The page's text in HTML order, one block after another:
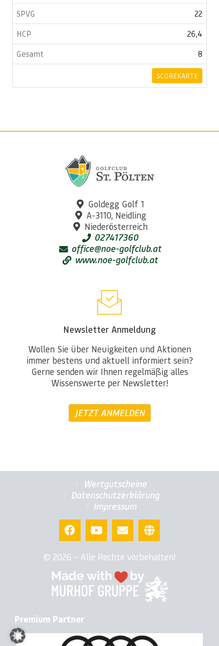
22
26,4
8
SCOREKARTE
Goldegg Golf 1
A-3110, Neidling
Niederösterreich
027417360
office@noe-golfclub.at
www.noe-golfclub.at
Newsletter Anmeldung
Wollen Sie über Neuigkeiten und Aktionen
immer bestens und aktuell informiert sein?
Gerne senden wir Ihnen regelmäßig alles
Wissenswerte per Newsletter!
JETZT ANMELDEN
Wertgutscheine
Datenschutzerklärung
Impressum
© 2026 – Alle Rechte vorbehalten!
Premium Partner